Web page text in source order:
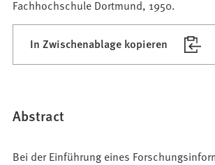
Fachhochschule Dortmund, 1950.
In Zwischenablage kopieren
Abstract
Bei der Einführung eines